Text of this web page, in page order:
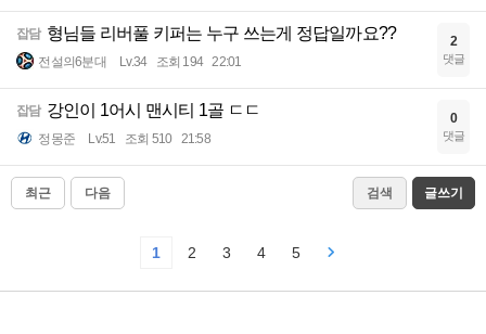
잡담 형님들 리버풀 키퍼는 누구 쓰는게 정답일까요??
전설의6분대 Lv.34 조회 194 22:01
2
댓글
잡담 강인이 1어시 맨시티 1골 ㄷㄷ
정몽준 Lv.51 조회 510 21:58
0
댓글
최근 다음 검색 글쓰기
1 2 3 4 5